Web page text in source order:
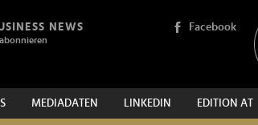
NEWS Facebook
MEDIADATEN LINKEDIN EDITION AT